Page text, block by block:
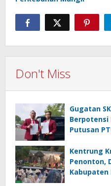
Don't Miss
Gugatan
Berpotensi
Putusan
Kentrung
Penonton,